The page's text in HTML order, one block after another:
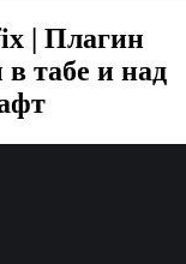
| Плагин
табе и над